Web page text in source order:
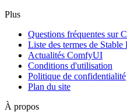
Plus
Questions fréquentes sur
Liste des termes de
Actualités ComfyUI
Conditions d'utilisation
Politique de confidentialité
Plan du site
À propos